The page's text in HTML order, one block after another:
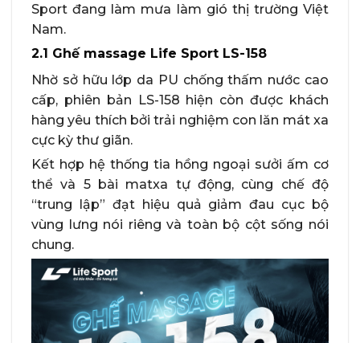
Sport đang làm mưa làm gió thị trường Việt
Nam.
2.1 Ghế massage Life Sport LS-158
Nhờ sở hữu lớp da PU chống thấm nước cao
cấp, phiên bản LS-158 hiện còn được khách
hàng yêu thích bởi trải nghiệm con lăn mát xa
cực kỳ thư giãn.
Kết hợp hệ thống tia hồng ngoại sưởi ấm cơ
thể và 5 bài matxa tự động, cùng chế độ
“trung lập” đạt hiệu quả giảm đau cục bộ
vùng lưng nói riêng và toàn bộ cột sống nói
chung.